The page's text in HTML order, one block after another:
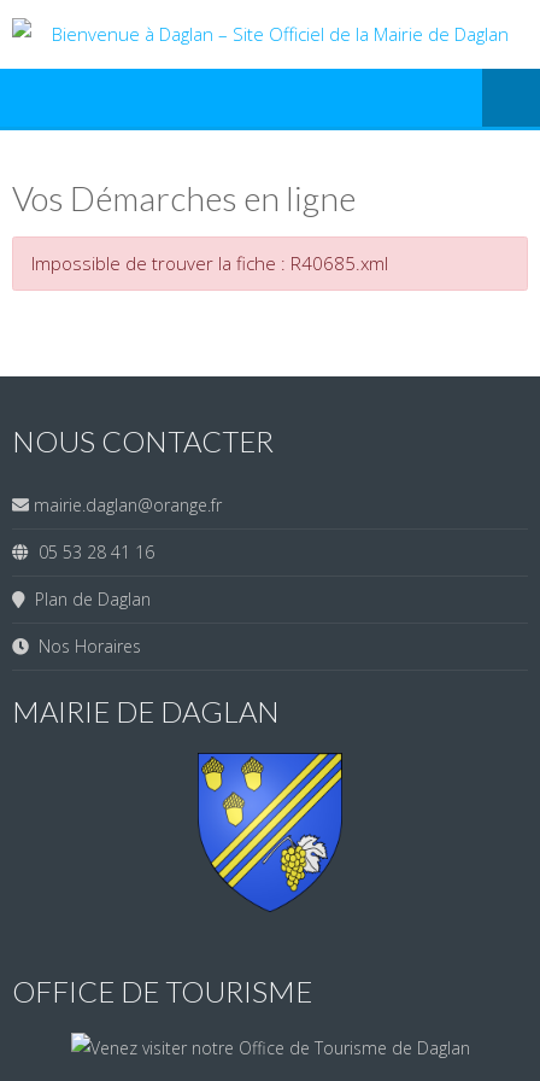
Vos Démarches en ligne
Impossible de trouver la fiche : R40685.xml
NOUS CONTACTER
mairie.daglan@orange.fr
05 53 28 41 16
Plan de Daglan
Nos Horaires
MAIRIE DE DAGLAN
OFFICE DE TOURISME